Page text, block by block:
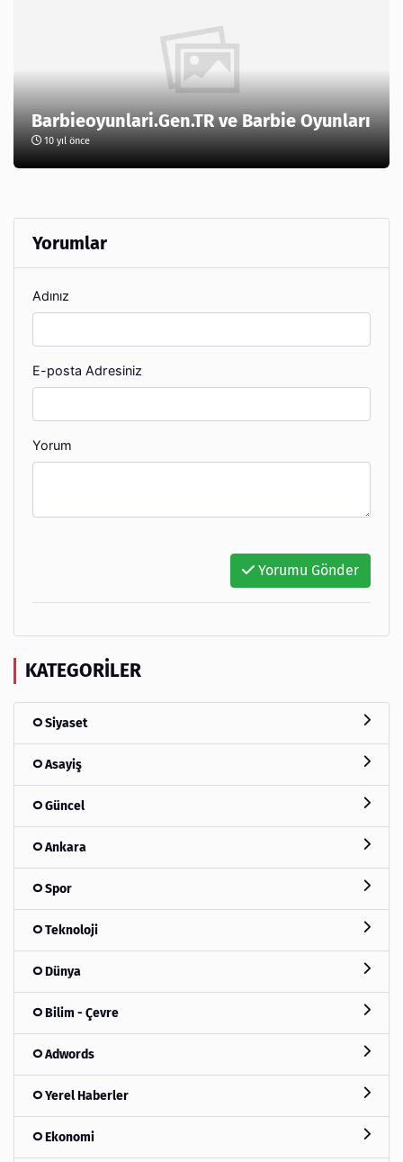
Barbieoyunlari.Gen.TR ve Barbie Oyunları
10 yıl önce
Yorumlar
Adınız
E-posta Adresiniz
Yorum
Yorumu Gönder
KATEGORILER
Siyaset
Asayiş
Güncel
Ankara
Spor
Teknoloji
Dünya
Bilim - Çevre
Adwords
Yerel Haberler
Ekonomi